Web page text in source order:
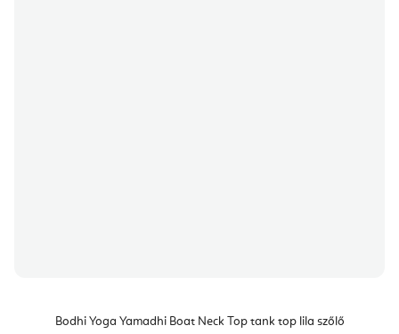
Bodhi Yoga Yamadhi Boat Neck Top tank top lila szőlő